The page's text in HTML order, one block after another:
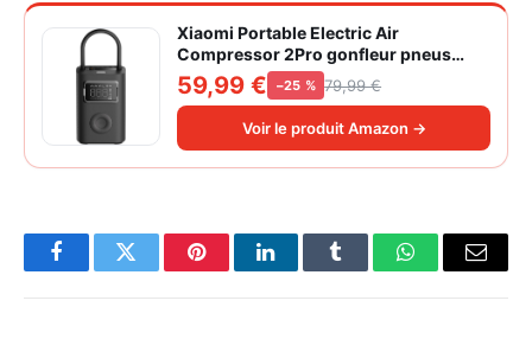
Xiaomi Portable Electric Air
Compressor 2Pro gonfleur pneus
voiture | ±1PSI Contrôle pression
pneus, 45s gonflage rapide, batterie
longue durée, avec éclairage, grand
cylindre à air 27 mm
59,99 € −25 % 79,99 €
Voir le produit Amazon →
FacebookTwitter PinterestLinkedInTumblr WhatsAppEmail